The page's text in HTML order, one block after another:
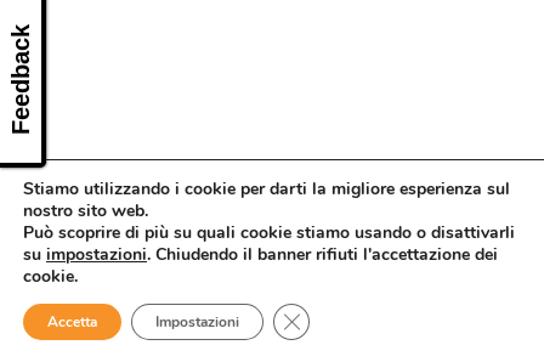
Stiamo utilizzando i cookie per darti la migliore esperienza sul
nostro sito web.
Può scoprire di più su quali cookie stiamo usando o disattivarli
su impostazioni. Chiudendo il banner rifiuti l'accettazione dei
cookie.
Accetta Impostazioni Close GDPR Cookie Banner
Feedback